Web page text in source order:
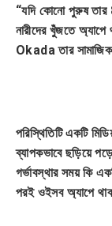
“যদি কোনো পুরুষ তার
নারীদের খুঁজতে
Okada তার
পরিস্থিতিটি একটি
ব্যাপকভাবে ছড়িয়ে
গর্ভাবস্থার সময় কি
পরই ওইসব অ্যাপে